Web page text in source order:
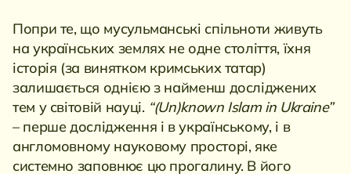
Попри те, що мусульманські спільноти живуть
на українських землях не одне століття, їхня
історія (за винятком кримських татар)
залишається однією з найменш досліджених
тем у світовій науці. “(Un)known Islam in Ukraine”
– перше дослідження і в українському, і в
англомовному науковому просторі, яке
системно заповнює цю прогалину. В його